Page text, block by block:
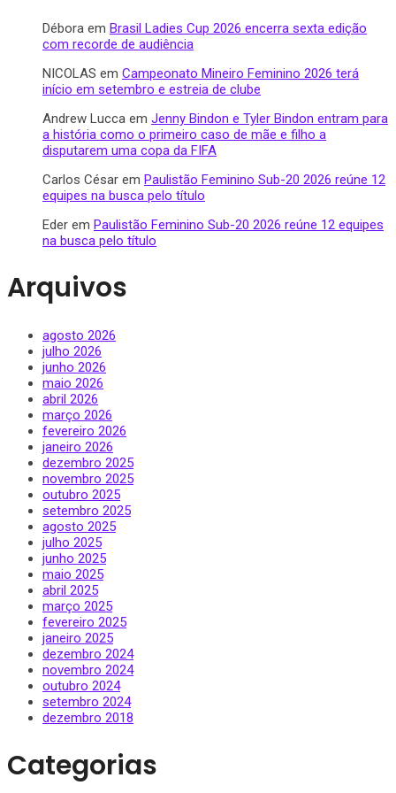
Débora em Brasil Ladies Cup 2026 encerra sexta edição
com recorde de audiência
NICOLAS em Campeonato Mineiro Feminino 2026 terá
início em setembro e estreia de clube
Andrew Lucca em Jenny Bindon e Tyler Bindon entram para
a história como o primeiro caso de mãe e filho a
disputarem uma copa da FIFA
Carlos César em Paulistão Feminino Sub-20 2026 reúne 12
equipes na busca pelo título
Eder em Paulistão Feminino Sub-20 2026 reúne 12 equipes
na busca pelo título
Arquivos
agosto 2026
julho 2026
junho 2026
maio 2026
abril 2026
março 2026
fevereiro 2026
janeiro 2026
dezembro 2025
novembro 2025
outubro 2025
setembro 2025
agosto 2025
julho 2025
junho 2025
maio 2025
abril 2025
março 2025
fevereiro 2025
janeiro 2025
dezembro 2024
novembro 2024
outubro 2024
setembro 2024
dezembro 2018
Categorias